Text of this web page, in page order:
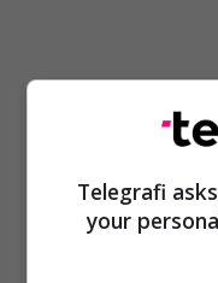
Telegrafi
your